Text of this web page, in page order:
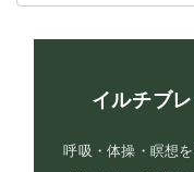
イルチブ
呼吸・体操・瞑想